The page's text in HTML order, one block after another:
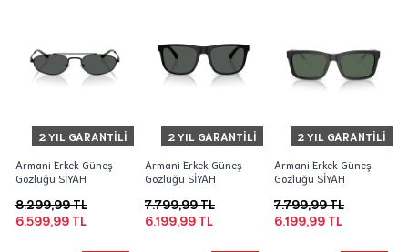
2 YIL GARANTILI
Armani Erkek Güneş
Gözlüğü SİYAH
6.599,99 TL
8.299,99 TL
2 YIL GARANTILI
Armani Erkek Güneş
Gözlüğü SİYAH
6.199,99 TL
7.799,99 TL
2 YIL GARANTILI
Armani Erkek Güneş
Gözlüğü SİYAH
6.199,99 TL
7.799,99 TL